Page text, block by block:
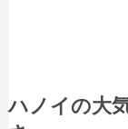
ハノイの大